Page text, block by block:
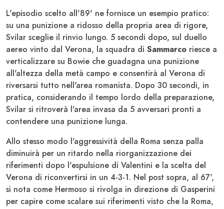
L'episodio scelto all'89' ne fornisce un esempio pratico:
su una punizione a ridosso della propria area di rigore,
Svilar sceglie il rinvio lungo. 5 secondi dopo, sul duello
aereo vinto dal Verona, la squadra di Sammarco riesce a
verticalizzare su Bowie che guadagna una punizione
all'altezza della metà campo e consentirà al Verona di
riversarsi tutto nell'area romanista. Dopo 30 secondi, in
pratica, considerando il tempo lordo della preparazione,
Svilar si ritroverà l'area invasa da 5 avversari pronti a
contendere una punizione lunga.
Allo stesso modo l'aggressività della Roma senza palla
diminuirà per un ritardo nella riorganizzazione dei
riferimenti dopo l'espulsione di Valentini e la scelta del
Verona di riconvertirsi in un 4-3-1. Nel post sopra, al 67',
si nota come Hermoso si rivolga in direzione di Gasperini
per capire come scalare sui riferimenti visto che la Roma,